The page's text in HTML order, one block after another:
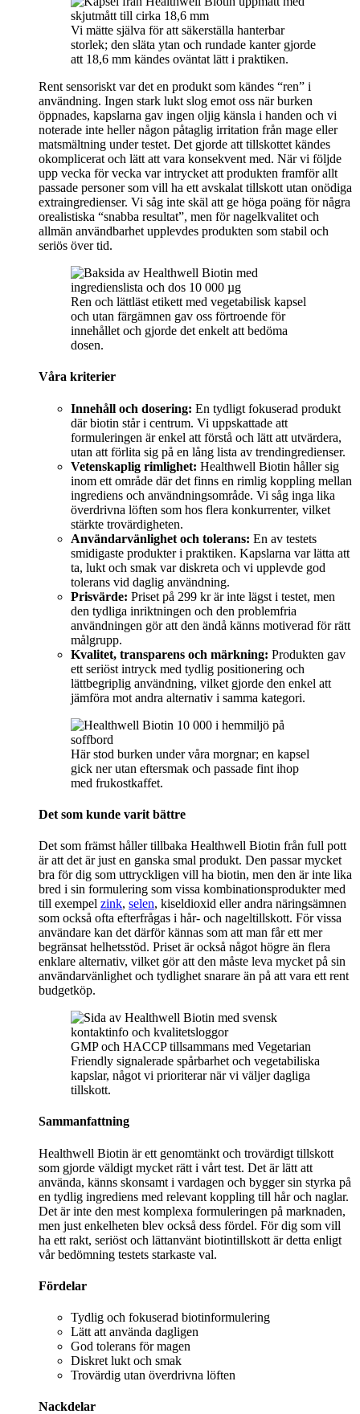
Vi mätte själva för att säkerställa hanterbar
storlek; den släta ytan och rundade kanter gjorde
att 18,6 mm kändes oväntat lätt i praktiken.
Rent sensoriskt var det en produkt som kändes “ren” i
användning. Ingen stark lukt slog emot oss när burken
öppnades, kapslarna gav ingen oljig känsla i handen och vi
noterade inte heller någon påtaglig irritation från mage eller
matsmältning under testet. Det gjorde att tillskottet kändes
okomplicerat och lätt att vara konsekvent med. När vi följde
upp vecka för vecka var intrycket att produkten framför allt
passade personer som vill ha ett avskalat tillskott utan onödiga
extraingredienser. Vi såg inte skäl att ge höga poäng för några
orealistiska “snabba resultat”, men för nagelkvalitet och
allmän användbarhet upplevdes produkten som stabil och
seriös över tid.
Ren och lättläst etikett med vegetabilisk kapsel
och utan färgämnen gav oss förtroende för
innehållet och gjorde det enkelt att bedöma
dosen.
Våra kriterier
Innehåll och dosering: En tydligt fokuserad produkt
där biotin står i centrum. Vi uppskattade att
formuleringen är enkel att förstå och lätt att utvärdera,
utan att förlita sig på en lång lista av trendingredienser.
Vetenskaplig rimlighet: Healthwell Biotin håller sig
inom ett område där det finns en rimlig koppling mellan
ingrediens och användningsområde. Vi såg inga lika
överdrivna löften som hos flera konkurrenter, vilket
stärkte trovärdigheten.
Användarvänlighet och tolerans: En av testets
smidigaste produkter i praktiken. Kapslarna var lätta att
ta, lukt och smak var diskreta och vi upplevde god
tolerans vid daglig användning.
Prisvärde: Priset på 299 kr är inte lägst i testet, men
den tydliga inriktningen och den problemfria
användningen gör att den ändå känns motiverad för rätt
målgrupp.
Kvalitet, transparens och märkning: Produkten gav
ett seriöst intryck med tydlig positionering och
lättbegriplig användning, vilket gjorde den enkel att
jämföra mot andra alternativ i samma kategori.
Här stod burken under våra morgnar; en kapsel
gick ner utan eftersmak och passade fint ihop
med frukostkaffet.
Det som kunde varit bättre
Det som främst håller tillbaka Healthwell Biotin från full pott
är att det är just en ganska smal produkt. Den passar mycket
bra för dig som uttryckligen vill ha biotin, men den är inte lika
bred i sin formulering som vissa kombinationsprodukter med
till exempel zink, selen, kiseldioxid eller andra näringsämnen
som också ofta efterfrågas i hår- och nageltillskott. För vissa
användare kan det därför kännas som att man får ett mer
begränsat helhetsstöd. Priset är också något högre än flera
enklare alternativ, vilket gör att den måste leva mycket på sin
användarvänlighet och tydlighet snarare än på att vara ett rent
budgetköp.
GMP och HACCP tillsammans med Vegetarian
Friendly signalerade spårbarhet och vegetabiliska
kapslar, något vi prioriterar när vi väljer dagliga
tillskott.
Sammanfattning
Healthwell Biotin är ett genomtänkt och trovärdigt tillskott
som gjorde väldigt mycket rätt i vårt test. Det är lätt att
använda, känns skonsamt i vardagen och bygger sin styrka på
en tydlig ingrediens med relevant koppling till hår och naglar.
Det är inte den mest komplexa formuleringen på marknaden,
men just enkelheten blev också dess fördel. För dig som vill
ha ett rakt, seriöst och lättanvänt biotintillskott är detta enligt
vår bedömning testets starkaste val.
Fördelar
Tydlig och fokuserad biotinformulering
Lätt att använda dagligen
God tolerans för magen
Diskret lukt och smak
Trovärdig utan överdrivna löften
Nackdelar